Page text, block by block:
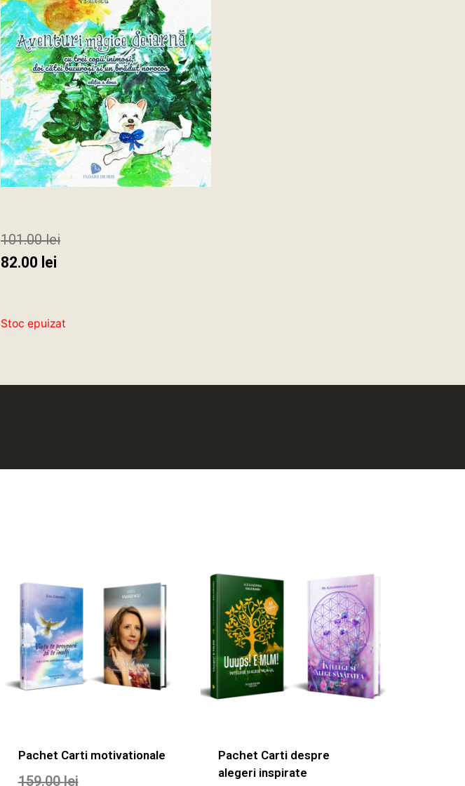
101.00lei
82.00 lei
Stoc epuizat
Pachet Carti motivationale
159.00lei
Pachet Carti despre
alegeri inspirate